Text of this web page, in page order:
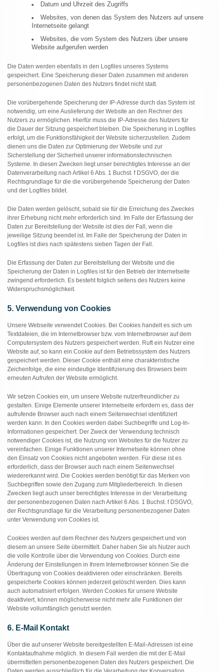
Datum und Uhrzeit des Zugriffs
Websites, von denen das System des Nutzers auf unsere
Internetseite gelangt
Websites, die vom System des Nutzers über unsere
Website aufgerufen werden
Die Daten werden ebenfalls in den Logfiles unseres Systems
gespeichert. Eine Speicherung dieser Daten zusammen mit anderen
personenbezogenen Daten des Nutzers findet nicht statt.
Die vorübergehende Speicherung der IP-Adresse durch das System ist
notwendig, um eine Auslieferung der Website an den Rechner des
Nutzers zu ermöglichen. Hierfür muss die IP-Adresse des Nutzers für
die Dauer der Sitzung gespeichert bleiben. Die Speicherung in Logfiles
erfolgt, um die Funktionsfähigkeit der Website sicherzustellen. Zudem
dienen uns die Daten zur Optimierung der Website und zur
Sicherstellung der Sicherheit unserer informationstechnischen
Systeme. In diesen Zwecken liegt unser berechtigtes Interesse an der
Datenverarbeitung nach Artikel 6 Abs. 1 Buchst. f DSGVO, der die
Rechtsgrundlage für die die vorübergehende Speicherung der Daten
und der Logfiles bildet.
Die Daten werden gelöscht, sobald sie für die Erreichung des Zweckes
ihrer Erhebung nicht mehr erforderlich sind. Im Falle der Erfassung der
Daten zur Bereitstellung der Website ist dies der Fall, wenn die
jeweilige Sitzung beendet ist. Im Falle der Speicherung der Daten in
Logfiles ist dies nach spätestens sieben Tagen der Fall.
Die Erfassung der Daten zur Bereitstellung der Website und die
Speicherung der Daten in Logfiles ist für den Betrieb der Internetseite
zwingend erforderlich. Es besteht folglich seitens des Nutzers keine
Widerspruchsmöglichkeit.
5. Verwendung von Cookies
Unsere Webseite verwendet Cookies. Bei Cookies handelt es sich um
Textdateien, die im Internetbrowser bzw. vom Internetbrowser auf dem
Computersystem des Nutzers gespeichert werden. Ruft ein Nutzer eine
Website auf, so kann ein Cookie auf dem Betriebssystem des Nutzers
gespeichert werden. Dieser Cookie enthält eine charakteristische
Zeichenfolge, die eine eindeutige Identifizierung des Browsers beim
erneuten Aufrufen der Website ermöglicht.
Wir setzen Cookies ein, um unsere Website nutzerfreundlicher zu
gestalten. Einige Elemente unserer Internetseite erfordern es, dass der
aufrufende Browser auch nach einem Seitenwechsel identifiziert
werden kann. In den Cookies werden dabei Suchbegriffe und Log-In-
Informationen gespeichert. Der Zweck der Verwendung technisch
notwendiger Cookies ist, die Nutzung von Websites für die Nutzer zu
vereinfachen. Einige Funktionen unserer Internetseite können ohne
den Einsatz von Cookies nicht angeboten werden. Für diese ist es
erforderlich, dass der Browser auch nach einem Seitenwechsel
wiedererkannt wird. Die Cookies werden benötigt für das Merken von
Suchbegriffen sowie den Zugang zum Mitgliederbereich. In diesen
Zwecken liegt auch unser berechtigtes Interesse in der Verarbeitung
der personenbezogenen Daten nach Artikel 6 Abs. 1 Buchst. f DSGVO,
der Rechtsgrundlage für die Verarbeitung personenbezogener Daten
unter Verwendung von Cookies ist.
Cookies werden auf dem Rechner des Nutzers gespeichert und von
diesem an unsere Seite übermittelt. Daher haben Sie als Nutzer auch
die volle Kontrolle über die Verwendung von Cookies. Durch eine
Änderung der Einstellungen in Ihrem Internetbrowser können Sie die
Übertragung von Cookies deaktivieren oder einschränken. Bereits
gespeicherte Cookies können jederzeit gelöscht werden. Dies kann
auch automatisiert erfolgen. Werden Cookies für unsere Website
deaktiviert, können möglicherweise nicht mehr alle Funktionen der
Website vollumfänglich genutzt werden.
6. E-Mail Kontakt
Über die auf unserer Website bereitgestellten E-Mail-Adressen ist eine
Kontaktaufnahme möglich. In diesem Fall werden die mit der E-Mail
übermittelten personenbezogenen Daten des Nutzers gespeichert. Die